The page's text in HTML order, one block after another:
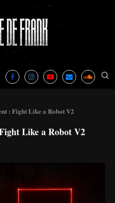
: Fight Like a Robot V2
Like a Robot V2